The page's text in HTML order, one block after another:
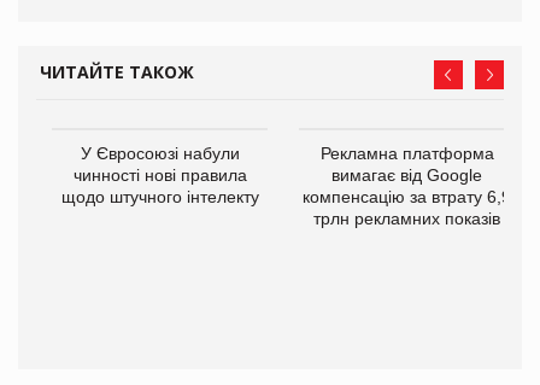
ЧИТАЙТЕ ТАКОЖ
У Євросоюзі набули
чинності нові правила
щодо штучного інтелекту
Рекламна платформа
вимагає від Google
компенсацію за втрату 6,9
трлн рекламних показів